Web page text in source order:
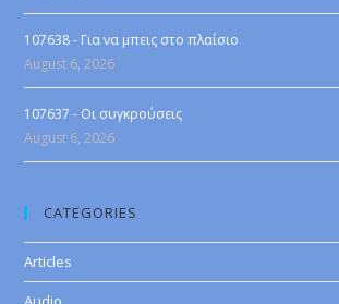
107638 - Για να μπεις στο πλαίσιο
August 6, 2026
107637 - Οι συγκρούσεις
August 6, 2026
CATEGORIES
Articles